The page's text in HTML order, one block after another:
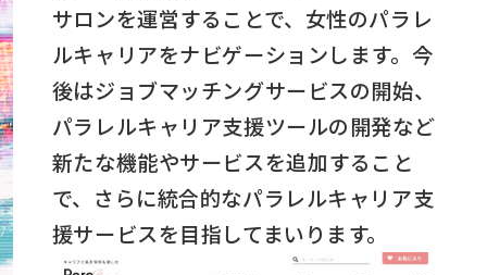
サロンを運営することで、女性のパラレ
ルキャリアをナビゲーションします。今
後はジョブマッチングサービスの開始、
パラレルキャリア支援ツールの開発など
新たな機能やサービスを追加すること
で、さらに統合的なパラレルキャリア支
援サービスを目指してまいります。